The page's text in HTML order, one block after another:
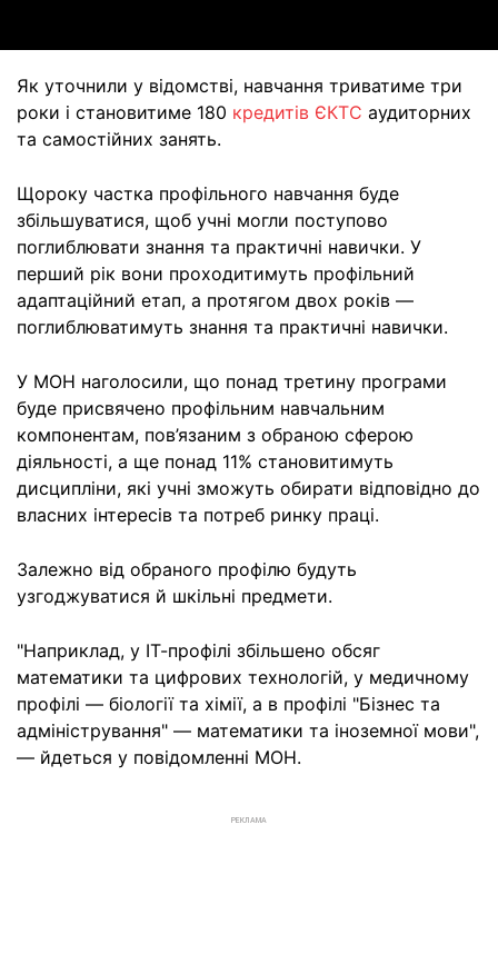
Як уточнили у відомстві, навчання триватиме три
роки і становитиме 180 кредитів ЄКТС аудиторних
та самостійних занять.
Щороку частка профільного навчання буде
збільшуватися, щоб учні могли поступово
поглиблювати знання та практичні навички. У
перший рік вони проходитимуть профільний
адаптаційний етап, а протягом двох років —
поглиблюватимуть знання та практичні навички.
У МОН наголосили, що понад третину програми
буде присвячено профільним навчальним
компонентам, пов’язаним з обраною сферою
діяльності, а ще понад 11% становитимуть
дисципліни, які учні зможуть обирати відповідно до
власних інтересів та потреб ринку праці.
Залежно від обраного профілю будуть
узгоджуватися й шкільні предмети.
"Наприклад, у ІТ-профілі збільшено обсяг
математики та цифрових технологій, у медичному
профілі — біології та хімії, а в профілі "Бізнес та
адміністрування" — математики та іноземної мови",
— йдеться у повідомленні МОН.
РЕКЛАМА